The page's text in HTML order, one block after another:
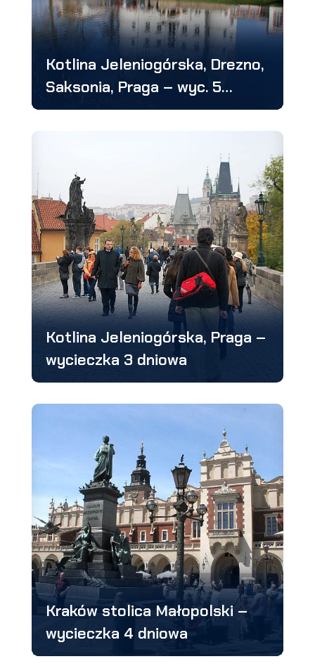
Kotlina Jeleniogórska, Drezno,
Saksonia, Praga – wyc. 5
dniowa
Kotlina Jeleniogórska, Praga –
wycieczka 3 dniowa
Kraków stolica Małopolski –
wycieczka 4 dniowa